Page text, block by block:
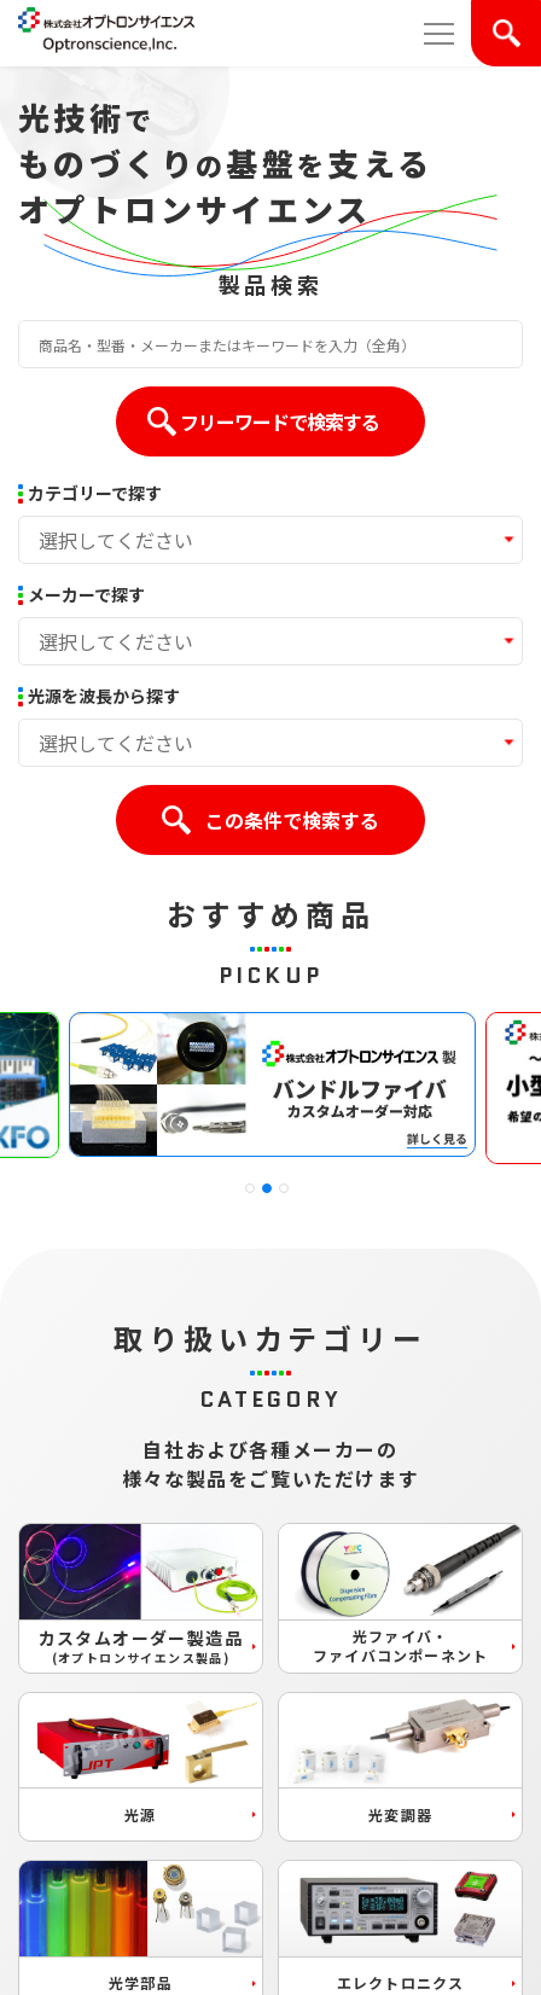
光技術で
ものづくり の基盤を支える
オプトロンサイエンス
製品検索
カテゴリーで探す
選択してください
メーカーで探す
選択してください
光源を波長から探す
選択してください
この条件で検索する
おすすめ商品
PICKUP
取り扱いカテゴリー
CATEGORY
自社および各種メーカーの
様々な製品をご覧いただけます
カスタムオーダー製造品
(オプトロンサイエンス製品)
光ファイバ・
ファイバコンポーネント
光源 光変調器
光学部品 エレクトロニクス